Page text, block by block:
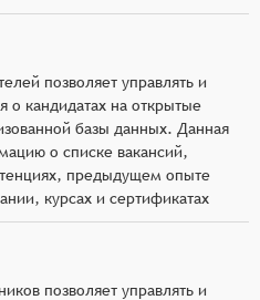
позволяет управлять и
о кандидатах на открытые
базы данных. Данная
о списке вакансий,
предыдущем опыте
курсах и сертификатах
позволяет управлять и